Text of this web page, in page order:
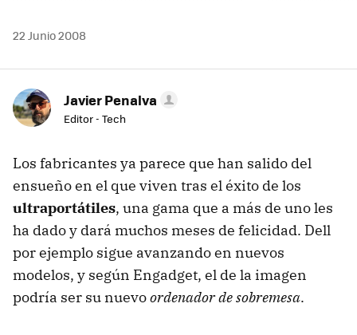
22 Junio 2008
Javier Penalva
Editor - Tech
Los fabricantes ya parece que han salido del
ensueño en el que viven tras el éxito de los
ultraportátiles, una gama que a más de uno les
ha dado y dará muchos meses de felicidad. Dell
por ejemplo sigue avanzando en nuevos
modelos, y según Engadget, el de la imagen
podría ser su nuevoordenador de sobremesa.